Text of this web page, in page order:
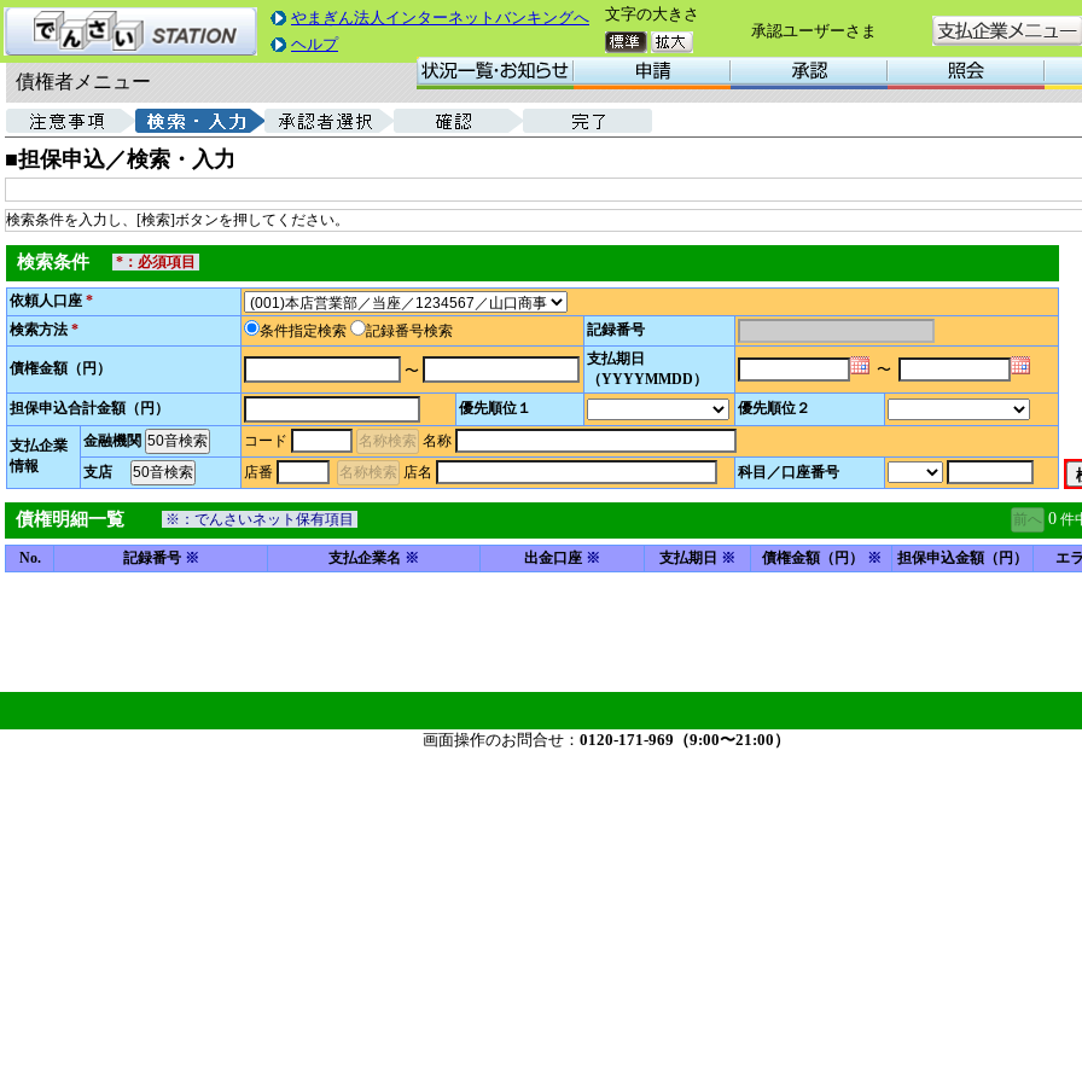
やまぎん法人インターネットバンキングへ
ヘルプ
文字の大きさ
承認ユーザーさま
債権者メニュー
■担保申込／検索・入力
検索条件を入力し、[検索]ボタンを押してください。
検索条件 *：必須項目
依頼人口座 *
検索方法 * 条件指定検索 記録番号検索 記録番号
債権金額（円） 〜
支払期日
（YYYYMMDD）
〜
担保申込合計金額（円） 優先順位１ 優先順位２
支払企業
情報
金融機関 コード
名称
支店
店番 店名 科目／口座番号
債権明細一覧 ※：でんさいネット保有項目 0 件
No. 記録番号※ 支払企業名 ※ 出金口座 ※ 支払期日 ※ 債権金額（円） ※ 担保申込金額（円） エ
画面操作のお問合せ： 0120-171-969（9:00〜21:00）